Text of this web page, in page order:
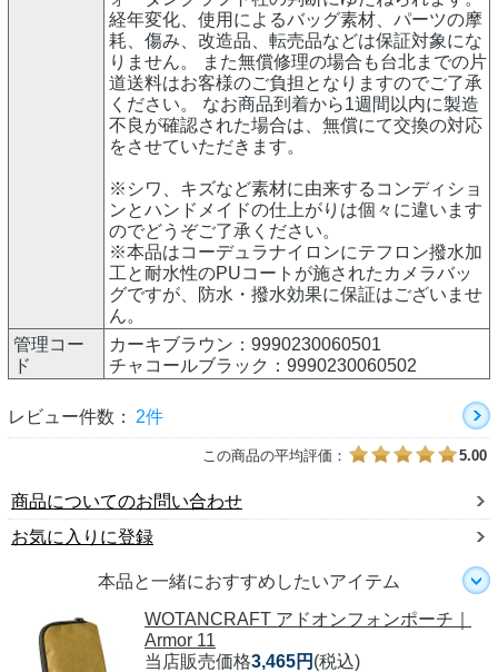
経年変化、使用によるバッグ素材、パーツの摩
耗、傷み、改造品、転売品などは保証対象にな
りません。 また無償修理の場合も台北までの片
道送料はお客様のご負担となりますのでご了承
ください。 なお商品到着から1週間以内に製造
不良が確認された場合は、無償にて交換の対応
をさせていただきます。
※シワ、キズなど素材に由来するコンディショ
ンとハンドメイドの仕上がりは個々に違います
のでどうぞご了承ください。
※本品はコーデュラナイロンにテフロン撥水加
工と耐水性のPUコートが施されたカメラバッ
グですが、防水・撥水効果に保証はございませ
ん。
管理コー
ド
カーキブラウン：9990230060501
チャコールブラック：9990230060502
レビュー件数： 2件
この商品の平均評価： 5.00
商品についてのお問い合わせ
お気に入りに登録
本品と一緒におすすめしたいアイテム
WOTANCRAFT アドオンフォンポーチ｜
Armor 11
当店販売価格3,465円 (税込)